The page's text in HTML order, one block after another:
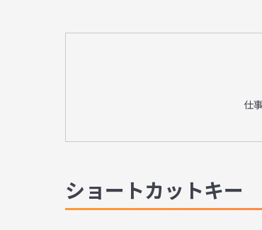
仕
ショートカットキー